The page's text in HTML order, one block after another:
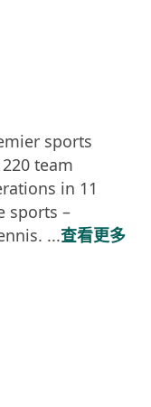
sports
team
in 11
sports –
...查看更多